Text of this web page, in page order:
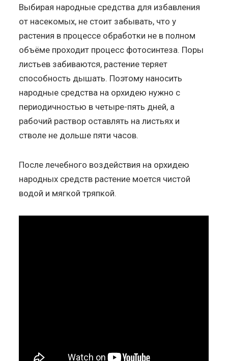
Выбирая народные средства для избавления
от насекомых, не стоит забывать, что у
растения в процессе обработки не в полном
объёме проходит процесс фотосинтеза. Поры
листьев забиваются, растение теряет
способность дышать. Поэтому наносить
народные средства на орхидею нужно с
периодичностью в четыре-пять дней, а
рабочий раствор оставлять на листьях и
стволе не дольше пяти часов.
После лечебного воздействия на орхидею
народных средств растение моется чистой
водой и мягкой тряпкой.